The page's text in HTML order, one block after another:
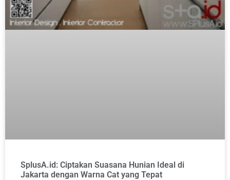
SplusA.id: Ciptakan Suasana Hunian Ideal di
Jakarta dengan Warna Cat yang Tepat